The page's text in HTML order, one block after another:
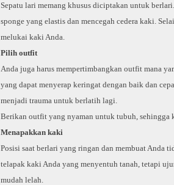
Sepatu lari memang khusus diciptakan untuk
sponge yang elastis dan mencegah cedera kaki.
melukai kaki Anda.
Pilih outfit
Anda juga harus mempertimbangkan outfit mana
yang dapat menyerap keringat dengan baik dan
menjadi trauma untuk berlatih lagi.
Berikan outfit yang nyaman untuk tubuh,
Menapakkan kaki
Posisi saat berlari yang ringan dan membuat Anda
telapak kaki Anda yang menyentuh tanah, tetapi
mudah lelah.